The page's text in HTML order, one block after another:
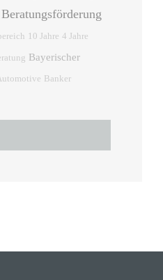
Beratungsförderung
10 Jahre 4 Jahre
Bayerischer
Banker